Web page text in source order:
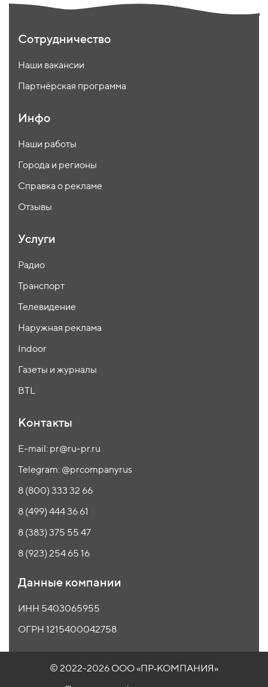
Сотрудничество
Наши вакансии
Партнёрская программа
Инфо
Наши работы
Города и регионы
Справка о рекламе
Отзывы
Услуги
Радио
Транспорт
Телевидение
Наружная реклама
Indoor
Газеты и журналы
BTL
Контакты
E-mail: pr@ru-pr.ru
Telegram: @prcompanyrus
8 (800) 333 32 66
8 (499) 444 36 61
8 (383) 375 55 47
8 (923) 254 65 16
Данные компании
ИНН 5403065955
ОГРН 1215400042758
© 2022-2026 ООО «ПР‑КОМПАНИЯ»